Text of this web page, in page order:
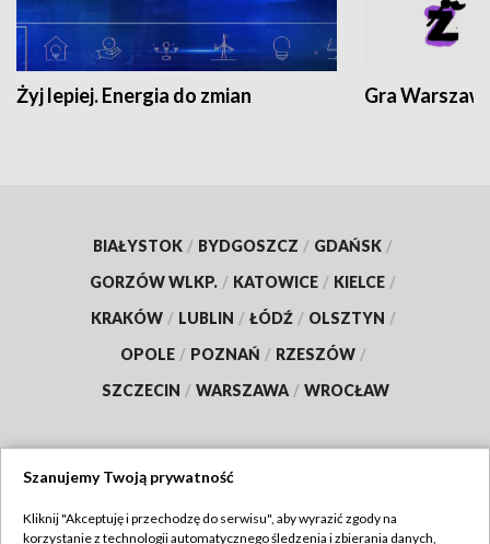
Żyj lepiej. Energia do zmian Gra
BIAŁYSTOK / BYDGOSZCZ / GDAŃSK /
GORZÓW WLKP. / KATOWICE / KIELCE /
KRAKÓW / LUBLIN / ŁÓDŹ / OLSZTYN /
OPOLE / POZNAŃ / RZESZÓW /
SZCZECIN / WARSZAWA / WROCŁAW
Szanujemy Twoją prywatność
Kliknij "Akceptuję i przechodzę do serwisu", aby wyrazić zgody na
korzystanie z technologii automatycznego śledzenia i zbierania danych,